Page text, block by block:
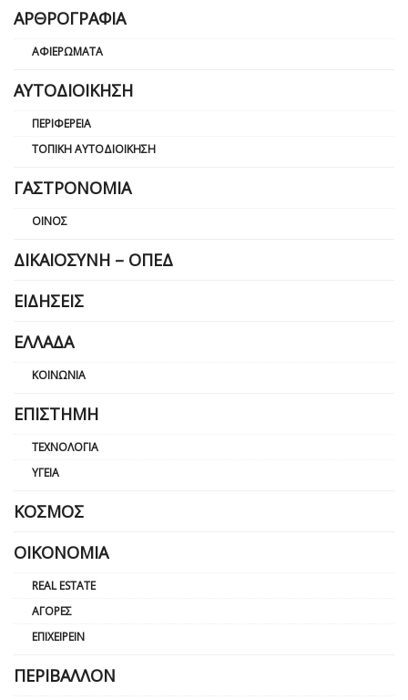
ΑΡΘΡΟΓΡΑΦΊΑ
ΑΦΙΕΡΏΜΑΤΑ
ΑΥΤΟΔΙΟΊΚΗΣΗ
ΠΕΡΙΦΈΡΕΙΑ
ΤΟΠΙΚΉ ΑΥΤΟΔΙΟΊΚΗΣΗ
ΓΑΣΤΡΟΝΟΜΊΑ
ΟΊΝΟΣ
ΔΙΚΑΙΟΣΎΝΗ – ΟΠΕΔ
ΕΙΔΉΣΕΙΣ
ΕΛΛΆΔΑ
ΚΟΙΝΩΝΊΑ
ΕΠΙΣΤΉΜΗ
ΤΕΧΝΟΛΟΓΊΑ
ΥΓΕΊΑ
ΚΌΣΜΟΣ
ΟΙΚΟΝΟΜΊΑ
REAL ESTATE
ΑΓΟΡΈΣ
ΕΠΙΧΕΙΡΕΊΝ
ΠΕΡΙΒΆΛΛΟΝ